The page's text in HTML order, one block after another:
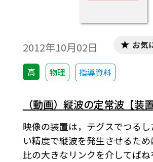
2012年10月02日
高 物理 指導資料
お気
（動画）縦波の定常波【装
映像の装置は，テグスでつる
い精度で縦波を発生させるため
比の大きなリンクを介してば